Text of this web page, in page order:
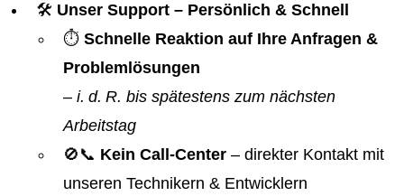
🛠️ Unser Support – Persönlich & Schnell
⏱️ Schnelle Reaktion auf Ihre Anfragen &
Problemlösungen
– i. d. R. bis spätestens zum nächsten
Arbeitstag
🚫📞 Kein Call-Center – direkter Kontakt mit
unseren Technikern & Entwicklern